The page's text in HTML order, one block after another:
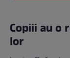
Copiii au o
lor